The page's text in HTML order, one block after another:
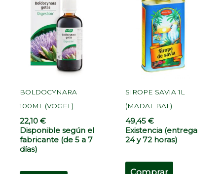
BOLDOCYNARA
100ML (VOGEL)
22,10€
Disponible según el
fabricante (de 5 a 7
días)
SIROPE SAVIA 1L
(MADAL BAL)
49,45€
Existencia (entrega
24 y 72 horas)